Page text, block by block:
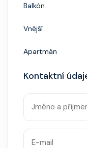
Balkón
Vnější
Apartmán
Kontaktní